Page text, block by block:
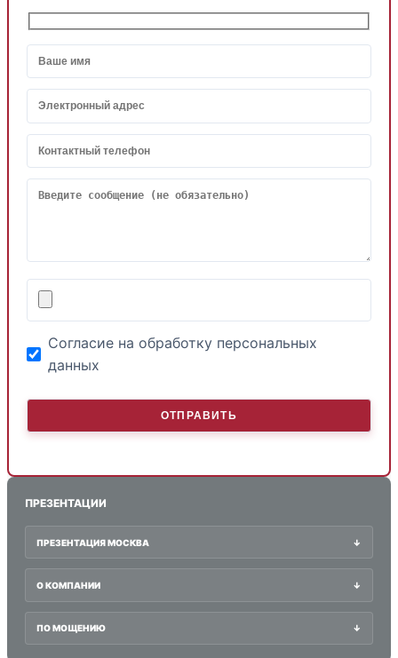
Согласие на обработку персональных
данных
ПРЕЗЕНТАЦИИ
ПРЕЗЕНТАЦИЯ МОСКВА ↓
О КОМПАНИИ ↓
ПО МОЩЕНИЮ ↓